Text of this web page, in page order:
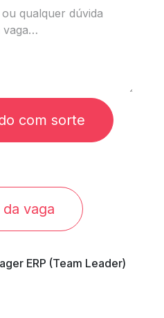
com sorte
vaga
ERP (Team Leader)